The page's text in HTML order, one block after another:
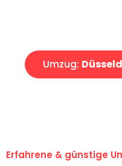
Umzug:
Erfahrene & günstige